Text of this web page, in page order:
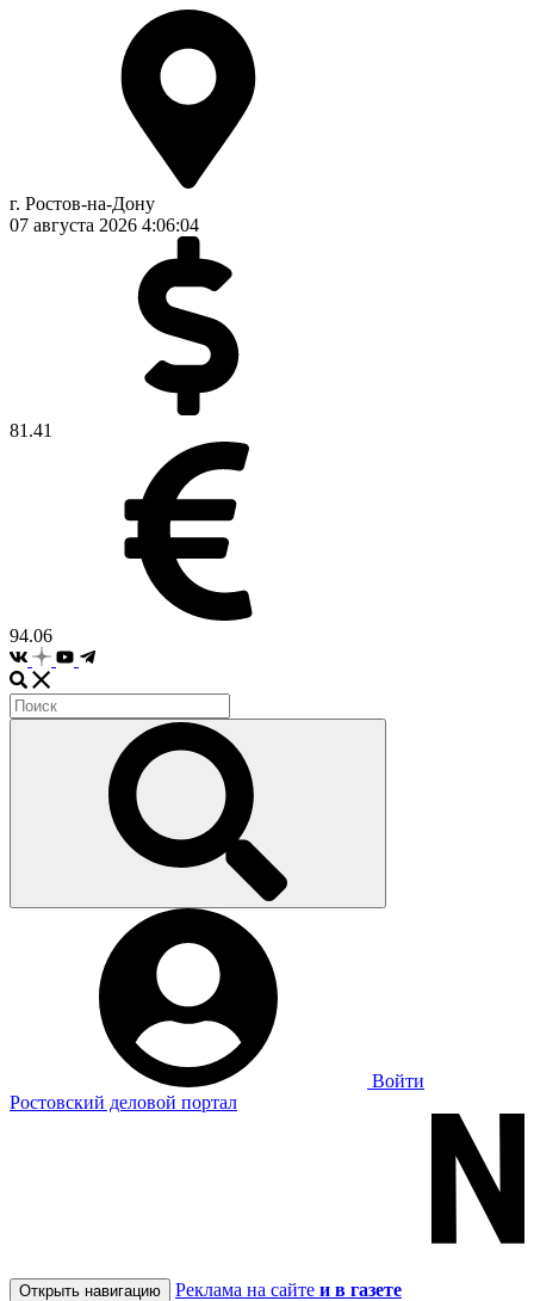
г. Ростов-на-Дону
07 августа 2026 4:06:05
81.41
94.06
Войти
Ростовский деловой портал
Открыть навигацию Реклама на сайте и в газете